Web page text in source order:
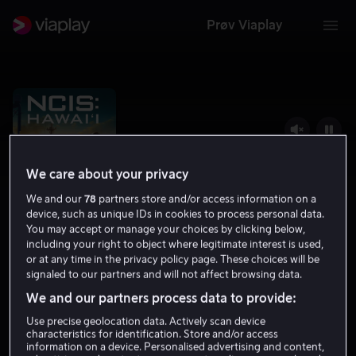
Prøv Viaplay
NCIS: Hawai'i
We care about your privacy
We and our78 partners store and/or access information on a
device, such as unique IDs in cookies to process personal data.
You may accept or manage your choices by clicking below,
including your right to object where legitimate interest is used,
or at any time in the privacy policy page. These choices will be
signaled to our partners and will not affect browsing data.
We and our partners process data to provide:
Use precise geolocation data. Actively scan device
characteristics for identification. Store and/or access
information on a device. Personalised advertising and content,